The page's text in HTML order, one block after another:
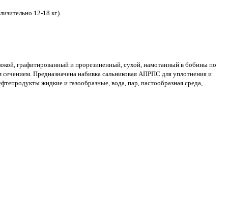
12-18 кг.).
графитированный и прорезиненный, сухой, намотанный в бобины по
Предназначена набивка сальниковая АПРПС для уплотнения и
жидкие и газообразные, вода, пар, пастообразная среда,